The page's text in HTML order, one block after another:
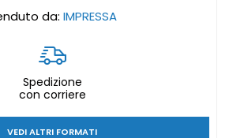
da: IMPRESSA
Spedizione
con corriere
VEDI ALTRI FORMATI